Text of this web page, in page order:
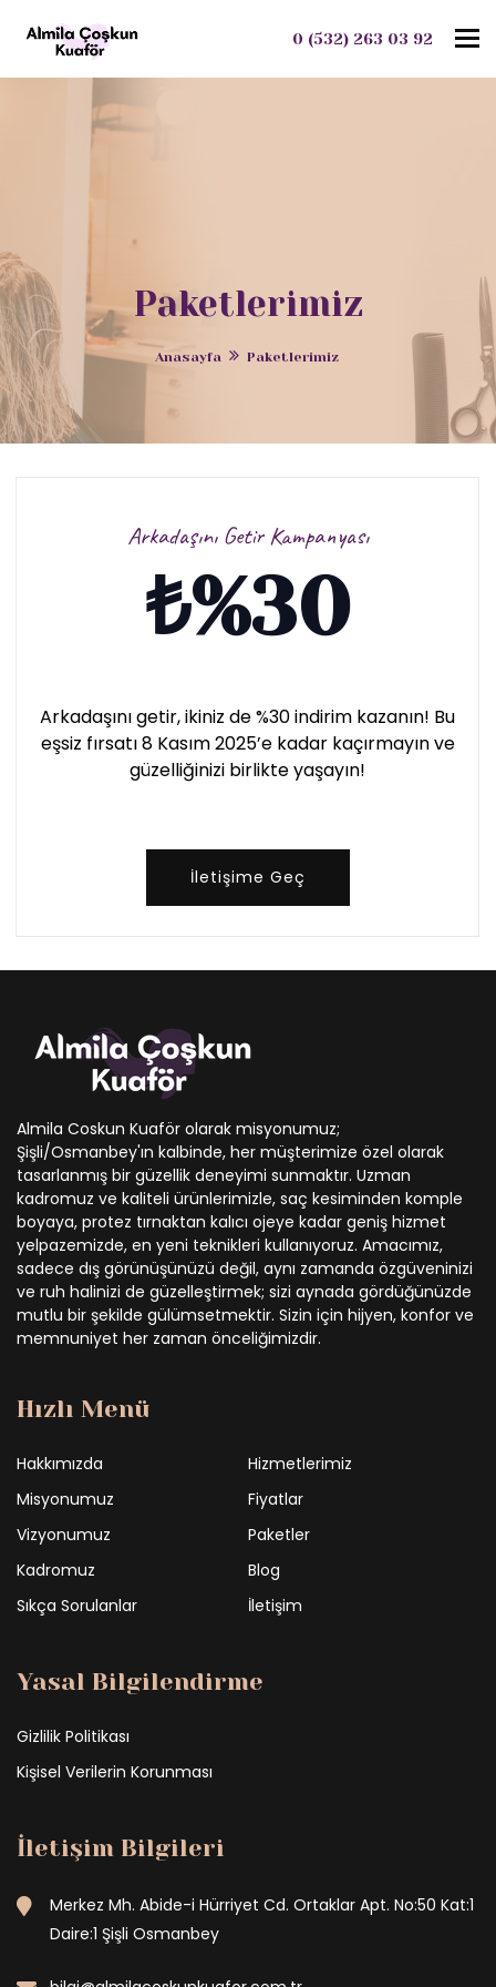
0 (532) 263 03 92
Paketlerimiz
Anasayfa Paketlerimiz
Arkadaşını Getir Kampanyası
₺%30
Arkadaşını getir, ikiniz de %30 indirim kazanın! Bu
eşsiz fırsatı 8 Kasım 2025’e kadar kaçırmayın ve
güzelliğinizi birlikte yaşayın!
İletişime Geç
Almila Coskun Kuaför olarak misyonumuz;
Şişli/Osmanbey'ın kalbinde, her müşterimize özel olarak
tasarlanmış bir güzellik deneyimi sunmaktır. Uzman
kadromuz ve kaliteli ürünlerimizle, saç kesiminden komple
boyaya, protez tırnaktan kalıcı ojeye kadar geniş hizmet
yelpazemizde, en yeni teknikleri kullanıyoruz. Amacımız,
sadece dış görünüşünüzü değil, aynı zamanda özgüveninizi
ve ruh halinizi de güzelleştirmek; sizi aynada gördüğünüzde
mutlu bir şekilde gülümsetmektir. Sizin için hijyen, konfor ve
memnuniyet her zaman önceliğimizdir.
Hızlı Menü
Hakkımızda
Hizmetlerimiz
Misyonumuz
Fiyatlar
Vizyonumuz
Paketler
Kadromuz
Blog
Sıkça Sorulanlar
İletişim
Yasal Bilgilendirme
Gizlilik Politikası
Kişisel Verilerin Korunması
İletişim Bilgileri
Merkez Mh. Abide-i Hürriyet Cd. Ortaklar Apt. No:50 Kat:1
Daire:1 Şişli Osmanbey